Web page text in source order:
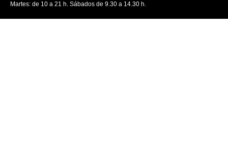
Martes: de 10 a 21 h. Sábados de 9.30 a 14.30 h.